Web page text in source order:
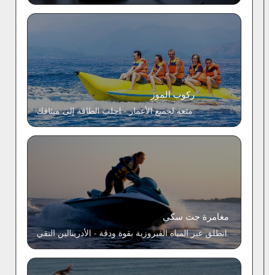
ركوب الموز
متعة لجميع الأعمار - اجلب الطاقة إلى ميثاقك.
مغامرة جت سكي
انطلق عبر المياه الفيروزية بقوة ودقة - الأدرينالين النقي.